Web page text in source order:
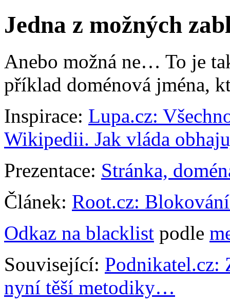
Jedna z možných
Anebo možná ne… To je
příklad doménová jména,
Inspirace: Lupa.cz:
Wikipedii. Jak vláda
Prezentace: Stránka,
Článek: Root.cz:
Odkaz na blacklist podle
Související: Podnikatel.cz:
nyní těší metodiky…